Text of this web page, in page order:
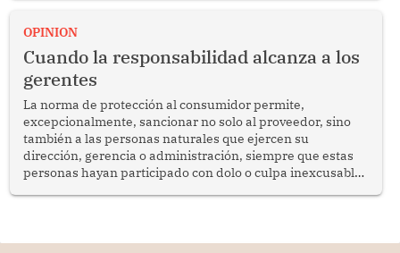
enfrenta desafíos en materia de desarrollo, cohesión
OPINION
Cuando la responsabilidad alcanza a los
gerentes
La norma de protección al consumidor permite,
excepcionalmente, sancionar no solo al proveedor, sino
también a las personas naturales que ejercen su
dirección, gerencia o administración, siempre que estas
personas hayan participado con dolo o culpa inexcusable
por la frustrada realización de un meet and greet con